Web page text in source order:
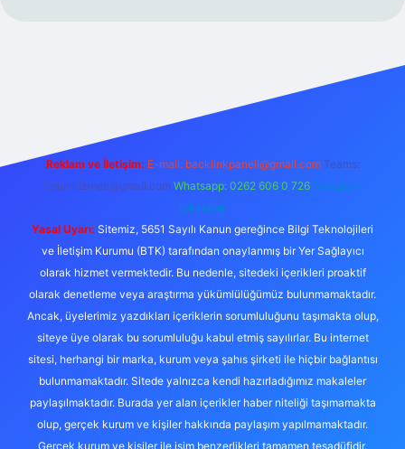
Reklam ve İletişim: E-mail: backlinkpaneli@gmail.com Teams:
forumhizmeti@gmail.com Whatsapp: 0262 606 0 726 Telegram:
@karabul
Yasal Uyarı: Sitemiz, 5651 Sayılı Kanun gereğince Bilgi Teknolojileri
ve İletişim Kurumu (BTK) tarafından onaylanmış bir Yer Sağlayıcı
olarak hizmet vermektedir. Bu nedenle, sitedeki içerikleri proaktif
olarak denetleme veya araştırma yükümlülüğümüz bulunmamaktadır.
Ancak, üyelerimiz yazdıkları içeriklerin sorumluluğunu taşımakta olup,
siteye üye olarak bu sorumluluğu kabul etmiş sayılırlar. Bu internet
sitesi, herhangi bir marka, kurum veya şahıs şirketi ile hiçbir bağlantısı
bulunmamaktadır. Sitede yalnızca kendi hazırladığımız makaleler
paylaşılmaktadır. Burada yer alan içerikler haber niteliği taşımamakta
olup, gerçek kurum ve kişiler hakkında paylaşım yapılmamaktadır.
Gerçek kurum ve kişiler ile isim benzerlikleri tamamen tesadüfidir.